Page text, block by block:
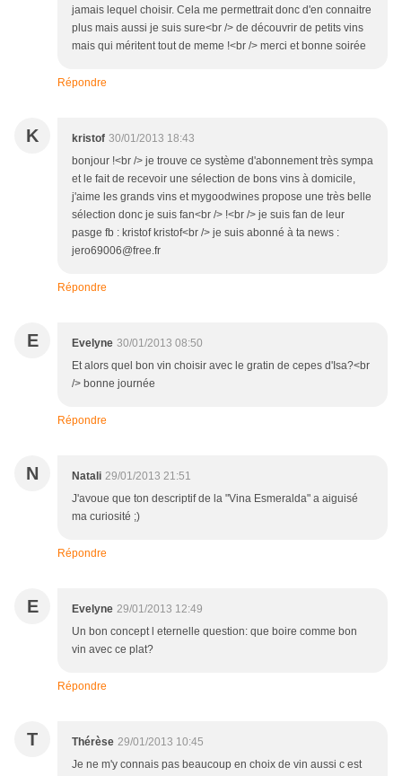
jamais lequel choisir. Cela me permettrait donc d'en connaitre
plus mais aussi je suis sure<br /> de découvrir de petits vins
mais qui méritent tout de meme !<br /> merci et bonne soirée
Répondre
K kristof 30/01/2013 18:43
bonjour !<br /> je trouve ce système d'abonnement très sympa
et le fait de recevoir une sélection de bons vins à domicile,
j'aime les grands vins et mygoodwines propose une très belle
sélection donc je suis fan<br /> !<br /> je suis fan de leur
pasge fb : kristof kristof<br /> je suis abonné à ta news :
jero69006@free.fr
Répondre
E Evelyne 30/01/2013 08:50
Et alors quel bon vin choisir avec le gratin de cepes d'Isa?<br
/> bonne journée
Répondre
N Natali 29/01/2013 21:51
J'avoue que ton descriptif de la "Vina Esmeralda" a aiguisé
ma curiosité ;)
Répondre
E Evelyne 29/01/2013 12:49
Un bon concept l eternelle question: que boire comme bon
vin avec ce plat?
Répondre
T Thérèse 29/01/2013 10:45
Je ne m'y connais pas beaucoup en choix de vin aussi c est